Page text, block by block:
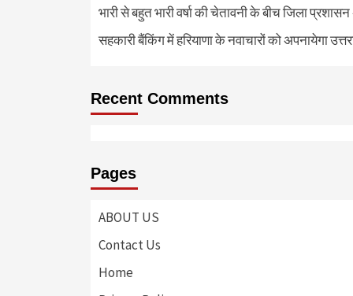
भारी से बहुत भारी वर्षा की चेतावनी के बीच जिला
सहकारी बैंकिंग में हरियाणा के नवाचारों को अपनायेगा
Recent Comments
Pages
ABOUT US
Contact Us
Home